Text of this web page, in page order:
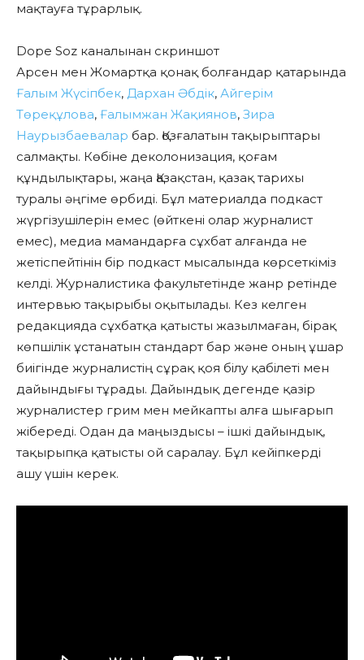
мақтауға тұрарлық.
Dope Soz каналынан скриншот
Арсен мен Жомартқа қонақ болғандар қатарында
Ғалым Жүсіпбек, Дархан Әбдік, Айгерім
Төреқұлова, Ғалымжан Жақиянов, Зира
Наурызбаевалар бар. Қозғалатын тақырыптары
салмақты. Көбіне деколонизация, қоғам
құндылықтары, жаңа Қазақстан, қазақ тарихы
туралы әңгіме өрбиді. Бұл материалда подкаст
жүргізушілерін емес (өйткені олар журналист
емес), медиа мамандарға сұхбат алғанда не
жетіспейтінін бір подкаст мысалында көрсеткіміз
келді. Журналистика факультетінде жанр ретінде
интервью тақырыбы оқытылады. Кез келген
редакцияда сұхбатқа қатысты жазылмаған, бірақ
көпшілік ұстанатын стандарт бар және оның ұшар
биігінде журналистің сұрақ қоя білу қабілеті мен
дайындығы тұрады. Дайындық дегенде қазір
журналистер грим мен мейкапты алға шығарып
жібереді. Одан да маңыздысы – ішкі дайындық,
тақырыпқа қатысты ой саралау. Бұл кейіпкерді
ашу үшін керек.